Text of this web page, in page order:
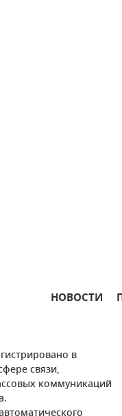
НОВОСТИ
в
связи,
коммуникаций